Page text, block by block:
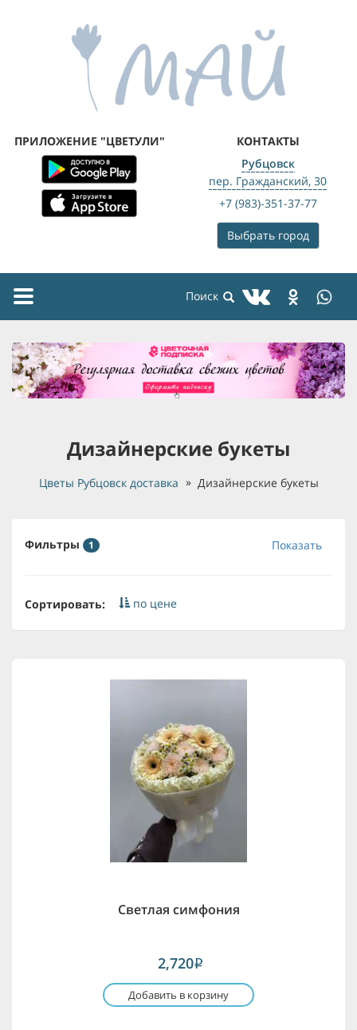
ПРИЛОЖЕНИЕ "ЦВЕТУЛИ"
КОНТАКТЫ
Рубцовск
пер. Гражданский, 30
+7 (983)-351-37-77
Выбрать город
Toggle
Дизайнерские букеты
Цветы Рубцовск доставка Дизайнерские букеты
Фильтры 1 Показать
Сортировать: по цене
Светлая симфония
2,720i
Добавить в корзину